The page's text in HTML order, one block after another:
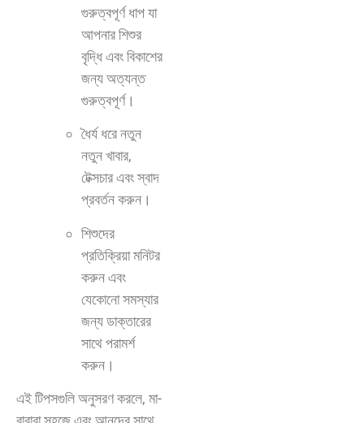
গুরুত্বপূর্ণ ধাপ যা
আপনার শিশুর
বৃদ্ধি এবং বিকাশের
জন্য অত্যন্ত
গুরুত্বপূর্ণ।
ধৈর্য ধরে নতুন
নতুন খাবার,
টেক্সচার এবং স্বাদ
প্রবর্তন করুন।
শিশুদের
প্রতিক্রিয়া মনিটর
করুন এবং
যেকোনো সমস্যার
জন্য ডাক্তারের
সাথে পরামর্শ
করুন।
এই টিপসগুলি অনুসরণ করলে, মা-